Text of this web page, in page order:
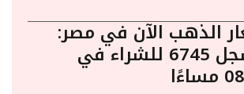
الذهب الآن في مصر:
عيار 24 يسجل 6745 للشراء في